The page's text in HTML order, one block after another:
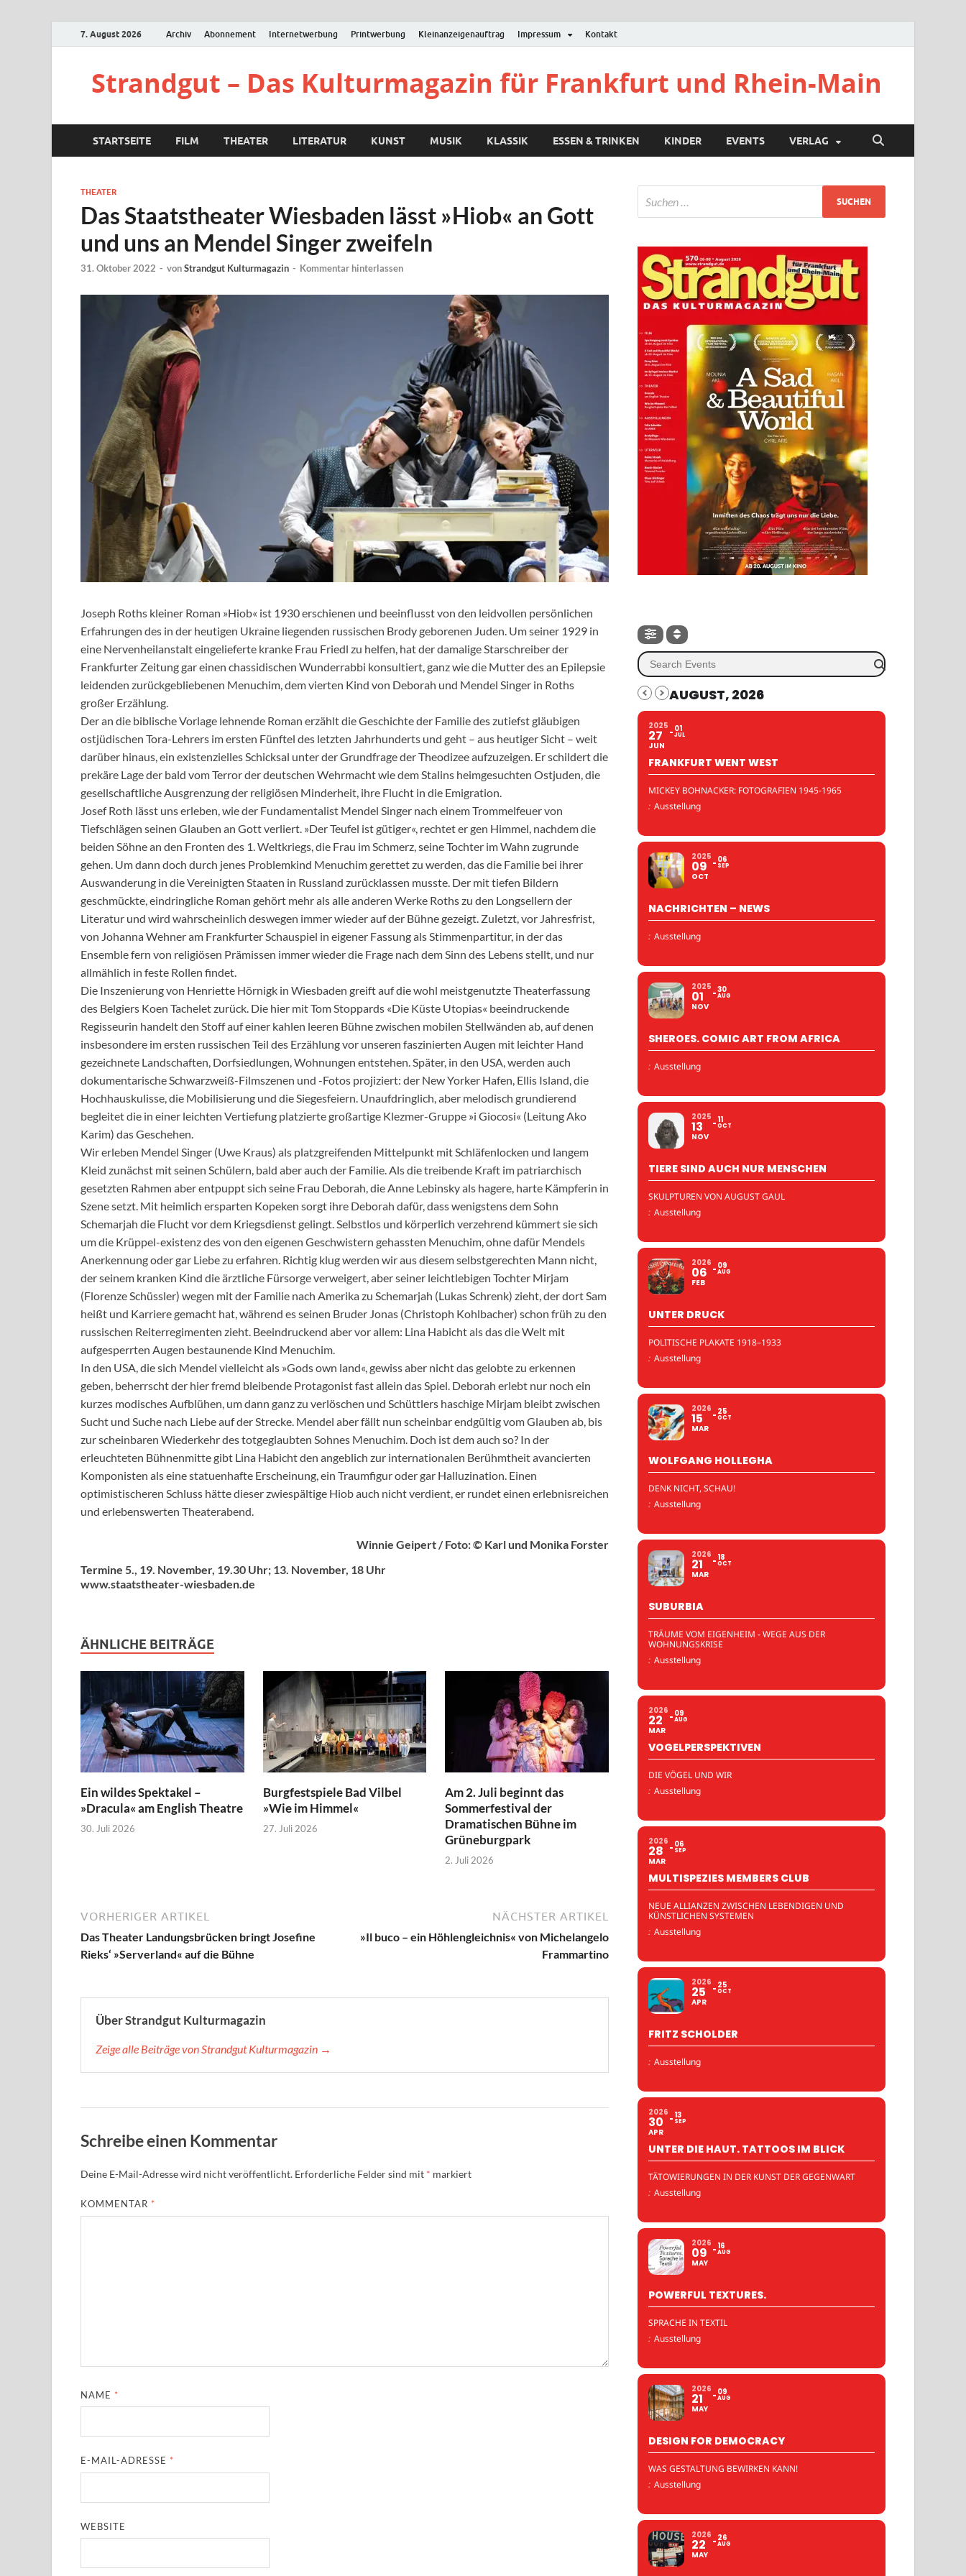
7. August 2026 Archiv Abonnement Internetwerbung Printwerbung Kleinanzeigenauftrag Impressum Kontakt
Strandgut – Das Kulturmagazin für Frankfurt und Rhein-Main
STARTSEITE FILM THEATER LITERATUR KUNST MUSIK KLASSIK ESSEN & TRINKEN KINDER EVENTS VERLAG
THEATER
Das Staatstheater Wiesbaden lässt »Hiob« an Gott
und uns an Mendel Singer zweifeln
31. Oktober 2022 - vonStrandgut Kulturmagazin - Kommentar hinterlassen
Joseph Roths kleiner Roman »Hiob« ist 1930 erschienen und beeinflusst von den leidvollen persönlichen
Erfahrungen des in der heutigen Ukraine liegenden russischen Brody geborenen Juden. Um seiner 1929 in
eine Nervenheilanstalt eingelieferte kranke Frau Friedl zu helfen, hat der damalige Starschreiber der
Frankfurter Zeitung gar einen chassidischen Wunderrabbi konsultiert, ganz wie die Mutter des an Epilepsie
leidenden zurückgebliebenen Menuchim, dem vierten Kind von Deborah und Mendel Singer in Roths
großer Erzählung.
Der an die biblische Vorlage lehnende Roman erzählt die Geschichte der Familie des zutiefst gläubigen
ostjüdischen Tora-Lehrers im ersten Fünftel des letzten Jahrhunderts und geht – aus heutiger Sicht – weit
darüber hinaus, ein existenzielles Schicksal unter der Grundfrage der Theodizee aufzuzeigen. Er schildert die
prekäre Lage der bald vom Terror der deutschen Wehrmacht wie dem Stalins heimgesuchten Ostjuden, die
gesellschaftliche Ausgrenzung der religiösen Minderheit, ihre Flucht in die Emigration.
Josef Roth lässt uns erleben, wie der Fundamentalist Mendel Singer nach einem Trommelfeuer von
Tiefschlägen seinen Glauben an Gott verliert. »Der Teufel ist gütiger«, rechtet er gen Himmel, nachdem die
beiden Söhne an den Fronten des 1. Weltkriegs, die Frau im Schmerz, seine Tochter im Wahn zugrunde
gehen. Um dann doch durch jenes Problemkind Menuchim gerettet zu werden, das die Familie bei ihrer
Auswanderung in die Vereinigten Staaten in Russland zurücklassen musste. Der mit tiefen Bildern
geschmückte, eindringliche Roman gehört mehr als alle anderen Werke Roths zu den Longsellern der
Literatur und wird wahrscheinlich deswegen immer wieder auf der Bühne gezeigt. Zuletzt, vor Jahresfrist,
von Johanna Wehner am Frankfurter Schauspiel in eigener Fassung als Stimmenpartitur, in der das
Ensemble fern von religiösen Prämissen immer wieder die Frage nach dem Sinn des Lebens stellt, und nur
allmählich in feste Rollen findet.
Die Inszenierung von Henriette Hörnigk in Wiesbaden greift auf die wohl meistgenutzte Theaterfassung
des Belgiers Koen Tachelet zurück. Die hier mit Tom Stoppards «Die Küste Utopias« beeindruckende
Regisseurin handelt den Stoff auf einer kahlen leeren Bühne zwischen mobilen Stellwänden ab, auf denen
insbesondere im ersten russischen Teil des Erzählung vor unseren faszinierten Augen mit leichter Hand
gezeichnete Landschaften, Dorfsiedlungen, Wohnungen entstehen. Später, in den USA, werden auch
dokumentarische Schwarzweiß-Filmszenen und -Fotos projiziert: der New Yorker Hafen, Ellis Island, die
Hochhauskulisse, die Mobilisierung und die Siegesfeiern. Unaufdringlich, aber melodisch grundierend
begleitet die in einer leichten Vertiefung platzierte großartige Klezmer-Gruppe »i Giocosi« (Leitung Ako
Karim) das Geschehen.
Wir erleben Mendel Singer (Uwe Kraus) als platzgreifenden Mittelpunkt mit Schläfenlocken und langem
Kleid zunächst mit seinen Schülern, bald aber auch der Familie. Als die treibende Kraft im patriarchisch
gesetzten Rahmen aber entpuppt sich seine Frau Deborah, die Anne Lebinsky als hagere, harte Kämpferin in
Szene setzt. Mit heimlich ersparten Kopeken sorgt ihre Deborah dafür, dass wenigstens dem Sohn
Schemarjah die Flucht vor dem Kriegsdienst gelingt. Selbstlos und körperlich verzehrend kümmert sie sich
um die Krüppel-existenz des von den eigenen Geschwistern gehassten Menuchim, ohne dafür Mendels
Anerkennung oder gar Liebe zu erfahren. Richtig klug werden wir aus diesem selbstgerechten Mann nicht,
der seinem kranken Kind die ärztliche Fürsorge verweigert, aber seiner leichtlebigen Tochter Mirjam
(Florenze Schüssler) wegen mit der Familie nach Amerika zu Schemarjah (Lukas Schrenk) zieht, der dort Sam
heißt und Karriere gemacht hat, während es seinen Bruder Jonas (Christoph Kohlbacher) schon früh zu den
russischen Reiterregimenten zieht. Beeindruckend aber vor allem: Lina Habicht als das die Welt mit
aufgesperrten Augen bestaunende Kind Menuchim.
In den USA, die sich Mendel vielleicht als »Gods own land«, gewiss aber nicht das gelobte zu erkennen
geben, beherrscht der hier fremd bleibende Protagonist fast allein das Spiel. Deborah erlebt nur noch ein
kurzes modisches Aufblühen, um dann ganz zu verlöschen und Schüttlers haschige Mirjam bleibt zwischen
Sucht und Suche nach Liebe auf der Strecke. Mendel aber fällt nun scheinbar endgültig vom Glauben ab, bis
zur scheinbaren Wiederkehr des totgeglaubten Sohnes Menuchim. Doch ist dem auch so? In der
erleuchteten Bühnenmitte gibt Lina Habicht den angeblich zur internationalen Berühmtheit avancierten
Komponisten als eine statuenhafte Erscheinung, ein Traumfigur oder gar Halluzination. Einen
optimistischeren Schluss hätte dieser zwiespältige Hiob auch nicht verdient, er rundet einen erlebnisreichen
und erlebenswerten Theaterabend.
Winnie Geipert / Foto: © Karl und Monika Forster
Termine 5., 19. November, 19.30 Uhr; 13. November, 18 Uhr
www.staatstheater-wiesbaden.de
ÄHNLICHE BEITRÄGE
Ein wildes Spektakel –
»Dracula« am English Theatre
30. Juli 2026
Burgfestspiele Bad Vilbel
»Wie im Himmel«
27. Juli 2026
Am 2. Juli beginnt das
Sommerfestival der
Dramatischen Bühne im
Grüneburgpark
2. Juli 2026
VORHERIGER ARTIKEL
Das Theater Landungsbrücken bringt Josefine
Rieks‘ »Serverland« auf die Bühne
NÄCHSTER ARTIKEL
»Il buco – ein Höhlengleichnis« von Michelangelo
Frammartino
Über Strandgut Kulturmagazin
Zeige alle Beiträge von Strandgut Kulturmagazin →
Schreibe einen Kommentar
Deine E-Mail-Adresse wird nicht veröffentlicht. Erforderliche Felder sind mit * markiert
KOMMENTAR *
NAME *
E-MAIL-ADRESSE *
WEBSITE
AUGUST, 2026
2025
27
JUN
01
JUL
FRANKFURT WENT WEST
MICKEY BOHNACKER: FOTOGRAFIEN 1945-1965
: Ausstellung
2025
09
OCT
06
SEP
NACHRICHTEN – NEWS
: Ausstellung
2025
01
NOV
30
AUG
SHEROES. COMIC ART FROM AFRICA
: Ausstellung
2025
13
NOV
11
OCT
TIERE SIND AUCH NUR MENSCHEN
SKULPTUREN VON AUGUST GAUL
: Ausstellung
2026
06
FEB
09
AUG
UNTER DRUCK
POLITISCHE PLAKATE 1918–1933
: Ausstellung
2026
15
MAR
25
OCT
WOLFGANG HOLLEGHA
DENK NICHT, SCHAU!
: Ausstellung
2026
21
MAR
18
OCT
SUBURBIA
TRÄUME VOM EIGENHEIM - WEGE AUS DER
WOHNUNGSKRISE
: Ausstellung
2026
22
MAR
09
AUG
VOGELPERSPEKTIVEN
DIE VÖGEL UND WIR
: Ausstellung
2026
28
MAR
06
SEP
MULTISPEZIES MEMBERS CLUB
NEUE ALLIANZEN ZWISCHEN LEBENDIGEN UND
KÜNSTLICHEN SYSTEMEN
: Ausstellung
2026
25
APR
25
OCT
FRITZ SCHOLDER
: Ausstellung
2026
30
APR
13
SEP
UNTER DIE HAUT. TATTOOS IM BLICK
TÄTOWIERUNGEN IN DER KUNST DER GEGENWART
: Ausstellung
2026
09
MAY
16
AUG
POWERFUL TEXTURES.
SPRACHE IN TEXTIL
: Ausstellung
2026
21
MAY
09
AUG
DESIGN FOR DEMOCRACY
WAS GESTALTUNG BEWIRKEN KANN!
: Ausstellung
2026
22
MAY
26
AUG